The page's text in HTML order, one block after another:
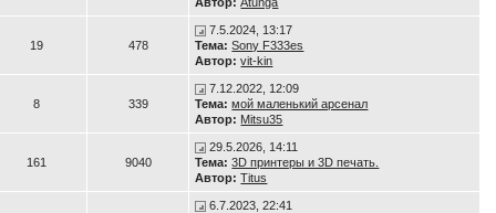
19 478
7.5.2024, 13:17
Тема: Sony F333es
Автор: vit-kin
8 339
7.12.2022, 12:09
Тема: мой маленький арсенал
Автор: Mitsu35
161 9040
29.5.2026, 14:11
Тема: 3D принтеры и 3D печать.
Автор: Titus
6.7.2023, 22:41